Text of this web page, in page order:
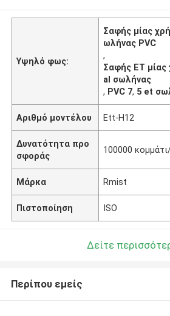
Υψηλό φως:
Σαφής μίας
ωλήνας PVC
,
Σαφής ET
al σωλήνας
, PVC 7, 5 et
Αριθμό μοντέλου Ett-H12
Δυνατότητα προ
σφοράς
100000
Μάρκα Rmist
Πιστοποίηση ISO
Δείτε
Περίπου εμείς